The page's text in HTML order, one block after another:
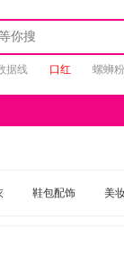
据线 口红 螺蛳粉
鞋包配饰 美